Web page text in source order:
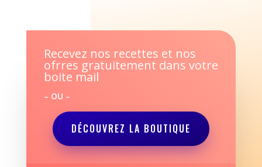
Recevez nos recettes et nos
ofrres gratuitement dans votre
boite mail
– OU –
DÉCOUVREZ LA BOUTIQUE